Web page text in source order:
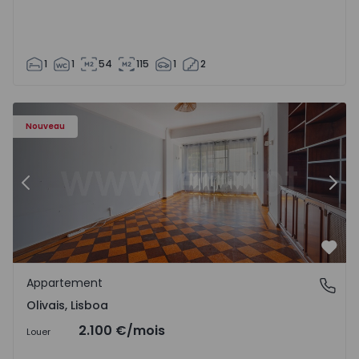
1 1 54 115 1 2
Nouveau
Appartement T5 Lisboa, Olivais - 1575717 - 6
Précédent
Olivais, Lisboa
Appartement
Olivais, Lisboa
Louer 2.100 €/mois